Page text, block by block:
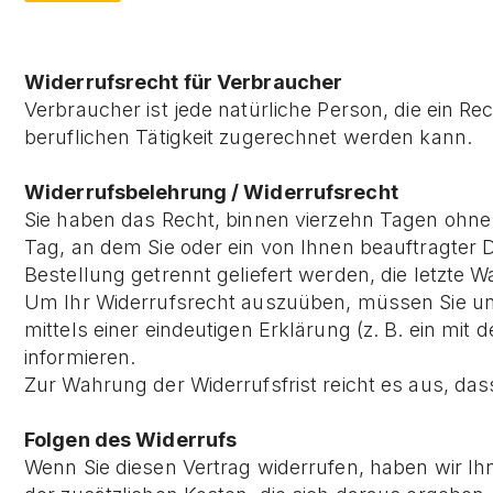
Widerrufsrecht für Verbraucher
Verbraucher ist jede natürliche Person, die ein
beruflichen Tätigkeit zugerechnet werden kann.
Widerrufsbelehrung / Widerrufsrecht
Sie haben das Recht, binnen vierzehn Tagen
Tag, an dem Sie oder ein von Ihnen beauftragter
Bestellung getrennt geliefert werden, die letzte
Um Ihr Widerrufsrecht auszuüben, müssen Sie
mittels einer eindeutigen Erklärung (z. B. ein mit
informieren.
Zur Wahrung der Widerrufsfrist reicht es aus,
Folgen des Widerrufs
Wenn Sie diesen Vertrag widerrufen, haben wir